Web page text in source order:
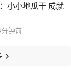
小小地瓜干 成就
分钟前